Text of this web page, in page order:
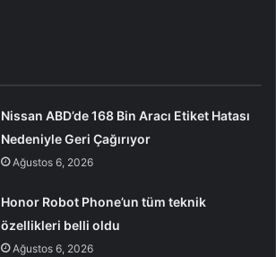
Nissan ABD’de 168 Bin Aracı Etiket Hatası
Nedeniyle Geri Çağırıyor
Ağustos 6, 2026
Honor Robot Phone’un tüm teknik
özellikleri belli oldu
Ağustos 6, 2026